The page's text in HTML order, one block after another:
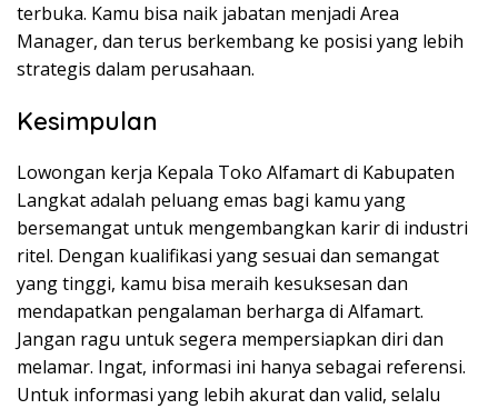
terbuka. Kamu bisa naik jabatan menjadi Area
Manager, dan terus berkembang ke posisi yang lebih
strategis dalam perusahaan.
Kesimpulan
Lowongan kerja Kepala Toko Alfamart di Kabupaten
Langkat adalah peluang emas bagi kamu yang
bersemangat untuk mengembangkan karir di industri
ritel. Dengan kualifikasi yang sesuai dan semangat
yang tinggi, kamu bisa meraih kesuksesan dan
mendapatkan pengalaman berharga di Alfamart.
Jangan ragu untuk segera mempersiapkan diri dan
melamar. Ingat, informasi ini hanya sebagai referensi.
Untuk informasi yang lebih akurat dan valid, selalu